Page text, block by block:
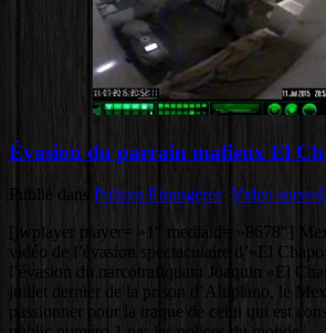
Évasion du parrain mafieux El
Publié dans Polices Etrangères Vidéo
[jwplayer player= »1″ mediaid= »8678″]
vidéo de l’évasion spectaculaire d’«El
l’évasion du narcotrafiquant Joaquin «El
juillet dernier de la prison d’Altiplano, le
passionner pour la traque de celui qui est